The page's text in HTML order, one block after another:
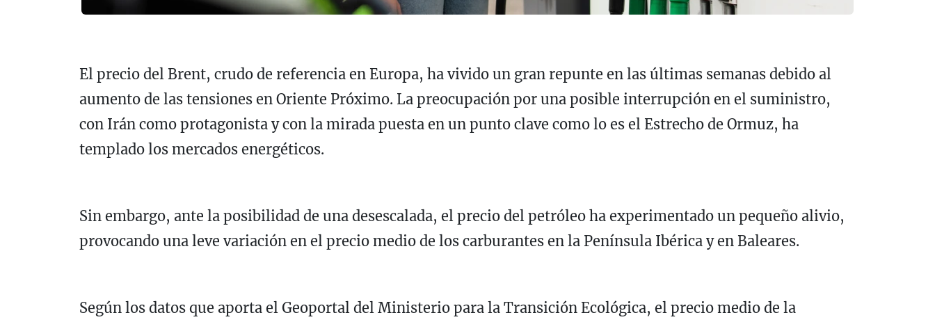
El precio del Brent, crudo de referencia en Europa, ha vivido un gran repunte en las últimas semanas debido al
aumento de las tensiones en Oriente Próximo. La preocupación por una posible interrupción en el suministro,
con Irán como protagonista y con la mirada puesta en un punto clave como lo es el Estrecho de Ormuz, ha
templado los mercados energéticos.
Sin embargo, ante la posibilidad de una desescalada, el precio del petróleo ha experimentado un pequeño alivio,
provocando una leve variación en el precio medio de los carburantes en la Península Ibérica y en Baleares.
Según los datos que aporta el Geoportal del Ministerio para la Transición Ecológica, el precio medio de la